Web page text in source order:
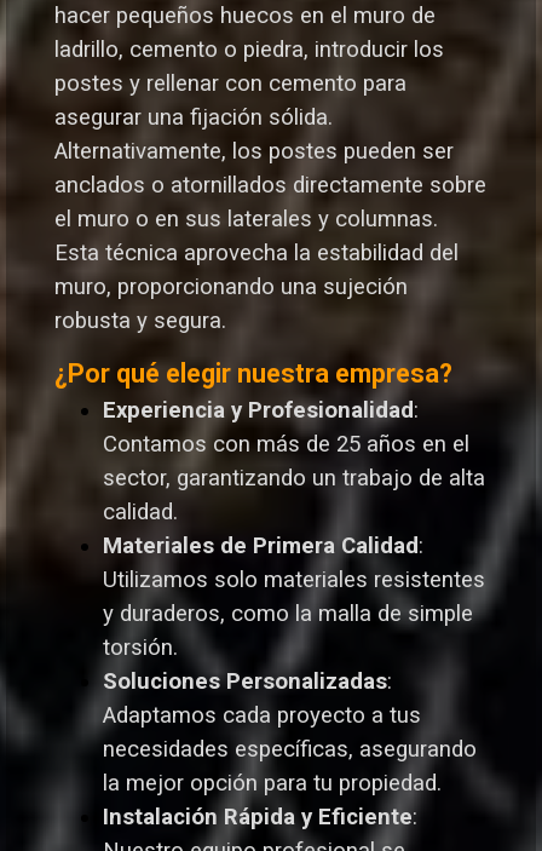
hacer pequeños huecos en el muro de
ladrillo, cemento o piedra, introducir los
postes y rellenar con cemento para
asegurar una fijación sólida.
Alternativamente, los postes pueden ser
anclados o atornillados directamente sobre
el muro o en sus laterales y columnas.
Esta técnica aprovecha la estabilidad del
muro, proporcionando una sujeción
robusta y segura.
¿Por qué elegir nuestra empresa?
Experiencia y Profesionalidad:
Contamos con más de 25 años en el
sector, garantizando un trabajo de alta
calidad.
Materiales de Primera Calidad:
Utilizamos solo materiales resistentes
y duraderos, como la malla de simple
torsión.
Soluciones Personalizadas:
Adaptamos cada proyecto a tus
necesidades específicas, asegurando
la mejor opción para tu propiedad.
Instalación Rápida y Eficiente: